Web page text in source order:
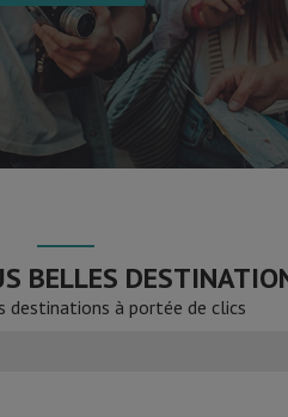
BELLES
destinations à portée de clics